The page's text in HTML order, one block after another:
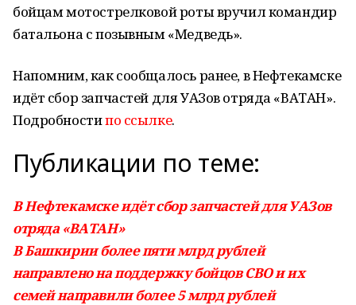
бойцам мотострелковой роты вручил командир
батальона с позывным «Медведь».
Напомним, как сообщалось ранее, в Нефтекамске
идёт сбор запчастей для УАЗов отряда «ВАТАН».
Подробностипо ссылке.
Публикации по теме:
В Нефтекамске идёт сбор запчастей для УАЗов
отряда «ВАТАН»
В Башкирии более пяти млрд рублей
направлено на поддержку бойцов СВО и их
семей направили более 5 млрд рублей